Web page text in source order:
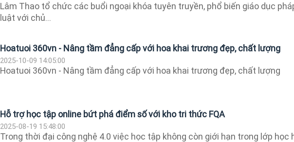
Lâm Thao tổ chức các buổi ngoại khóa tuyên truyền, phổ biến giáo dục
luật với chủ...
Hoatuoi 360vn - Nâng tầm đẳng cấp với hoa khai trương đẹp, chất lượng
2025-10-09 14:05:00
Hoatuoi 360vn - Nâng tầm đẳng cấp với hoa khai trương đẹp, chất lượng
Hỗ trợ học tập online bứt phá điểm số với kho tri thức FQA
2025-08-19 15:48:00
Trong thời đại công nghệ 4.0 việc học tập không còn giới hạn trong lớp học